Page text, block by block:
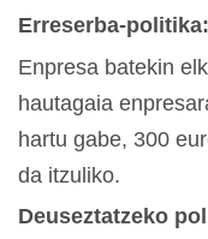
Erreserba-politika:
Enpresa batekin
hautagaia
hartu gabe, 300
da itzuliko.
Deuseztatzeko